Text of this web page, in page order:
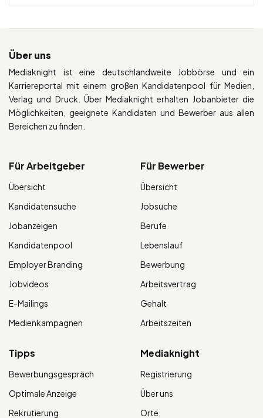
Über uns
Mediaknight ist eine deutschlandweite Jobbörse und ein
Karriereportal mit einem großen Kandidatenpool für Medien,
Verlag und Druck. Über Mediaknight erhalten Jobanbieter die
Möglichkeiten, geeignete Kandidaten und Bewerber aus allen
Bereichen zu finden.
Für Arbeitgeber
Übersicht
Kandidatensuche
Jobanzeigen
Kandidatenpool
Employer Branding
Jobvideos
E-Mailings
Medienkampagnen
Für Bewerber
Übersicht
Jobsuche
Berufe
Lebenslauf
Bewerbung
Arbeitsvertrag
Gehalt
Arbeitszeiten
Tipps
Bewerbungsgespräch
Optimale Anzeige
Rekrutierung
Mediaknight
Registrierung
Über uns
Orte